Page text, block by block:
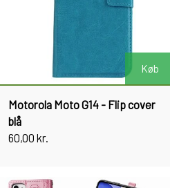
Køb
Motorola Moto G14 - Flip cover
blå
60,00 kr.